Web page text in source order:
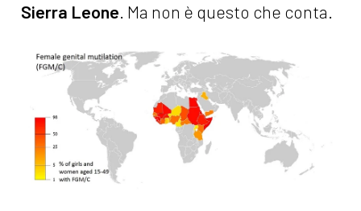
Sierra Leone . Ma non è questo che conta.